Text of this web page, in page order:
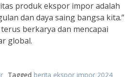
produk ekspor impor adalah
dan daya saing bangsa kita.”
berkarya dan mencapai
global.
Tagged berita ekspor impor 2024